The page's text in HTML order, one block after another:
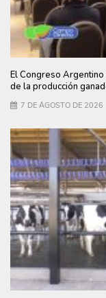
El Congreso
de la producción
7 DE AGOSTO DE 2026